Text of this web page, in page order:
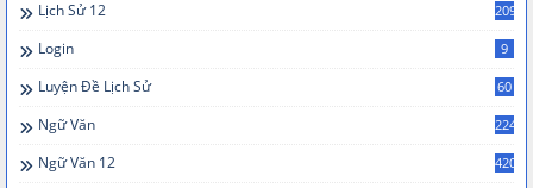
Lịch Sử 12 209
Login 9
Luyện Đề Lịch Sử 60
Ngữ Văn 224
Ngữ Văn 12 420